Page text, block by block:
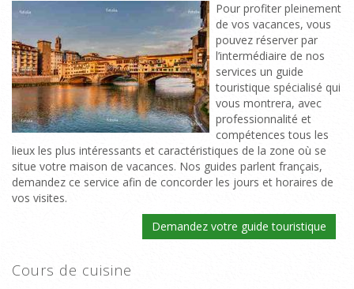
Pour profiter pleinement
de vos vacances, vous
pouvez réserver par
l’intermédiaire de nos
services un guide
touristique spécialisé qui
vous montrera, avec
professionnalité et
compétences tous les
lieux les plus intéressants et caractéristiques de la zone où se
situe votre maison de vacances. Nos guides parlent français,
demandez ce service afin de concorder les jours et horaires de
vos visites.
Demandez votre guide touristique
Cours de cuisine